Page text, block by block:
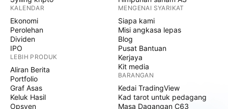
KALENDAR
Ekonomi
Perolehan
Dividen
IPO
LEBIH PRODUK
Aliran Berita
Portfolio
Graf Asas
Keluk Hasil
Opsyen
MENGENAI SYARIKAT
Siapa kami
Misi angkasa lepas
Blog
Pusat Bantuan
Kerjaya
Kit media
BARANGAN
Kedai TradingView
Kad tarot untuk pedagang
Masa Dagangan C63